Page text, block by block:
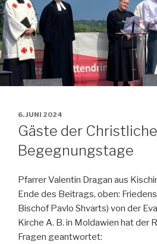
VERÖFFENTLICHT
AM
6. JUNI 2024
Gäste der
Begegnungstage
Pfarrer Valentin Dragan aus
Ende des Beitrags, oben:
Bischof Pavlo Shvarts) von der
Kirche A. B. in Moldawien hat der
Fragen geantwortet: